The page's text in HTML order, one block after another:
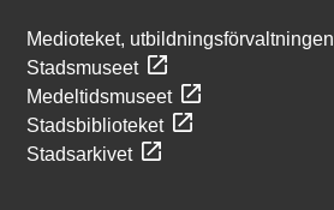
Medioteket, utbildningsförvaltningen
Stadsmuseet
Medeltidsmuseet
Stadsbiblioteket
Stadsarkivet